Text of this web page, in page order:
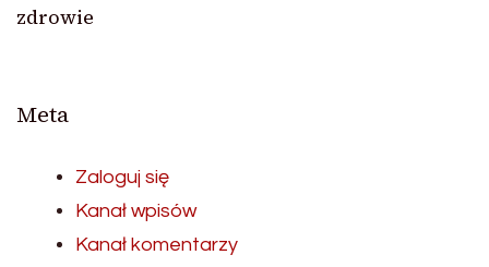
zdrowie
Meta
Zaloguj się
Kanał wpisów
Kanał komentarzy